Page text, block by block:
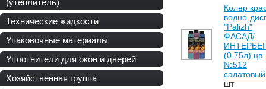
(утеплитель)
Технические жидкости
Упаковочные материалы
Уплотнители для окон и дверей
Хозяйственная группа
Колер
водно-
"Palizh"
ФАСАД/
(0,75л) цв
№512
салатовый
шт